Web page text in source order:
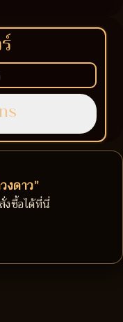
ดาว”
งซื้อได้ที่นี่